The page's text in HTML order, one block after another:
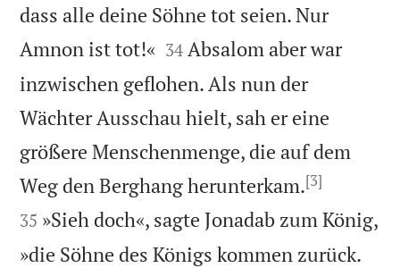
dass alle deine Söhne tot seien. Nur
Amnon ist tot!« 

34 Absalom aber war
inzwischen geflohen. Als nun der
Wächter Ausschau hielt, sah er eine
größere Menschenmenge, die auf dem
Weg den Berghang herunterkam.[3]
35 »Sieh doch«, sagte Jonadab zum König,
»die Söhne des Königs kommen zurück.